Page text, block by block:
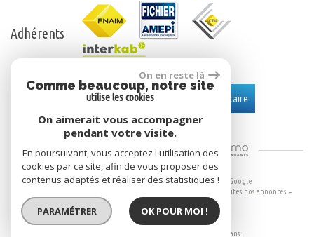
Adhérents
Se connecter Espace propriétaire
Site Réalisé Par
© 2026 | Tous droits réservés | Traduction powered by Google
Toutes nos annonces
Politique RGPD
Site internet compatible multi-supports,
un seul site adaptable à tous les types d'écrans.
On en reste là
Comme beaucoup, notre site
utilise les cookies
On aimerait vous accompagner
pendant votre visite.
En poursuivant, vous acceptez l'utilisation des
cookies par ce site, afin de vous proposer des
contenus adaptés et réaliser des statistiques !
PARAMÉTRER OK POUR MOI !